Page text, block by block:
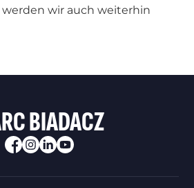
wir auch weiterhin
BIADACZ